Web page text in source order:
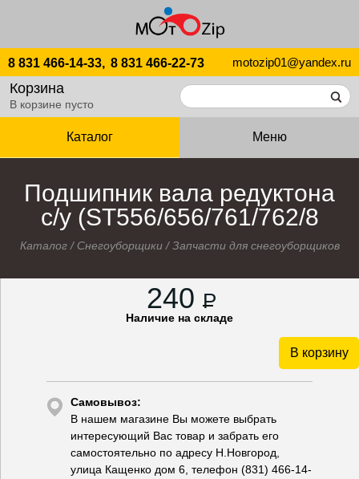
8 831 466-14-33, 8 831 466-22-73 motozip01@yandex.ru
Корзина
В корзине пусто
Каталог Меню
Подшипник вала редуктона
с/у (ST556/656/761/762/8
Каталог/ Снегоуборщики/Запчасти для снегоуборщиков
240 P
Наличие на складе
В корзину
Самовывоз:
В нашем магазине Вы можете выбрать
интересующий Вас товар и забрать его
самостоятельно по адресу Н.Новгород,
улица Кащенко дом 6, телефон (831) 466-14-